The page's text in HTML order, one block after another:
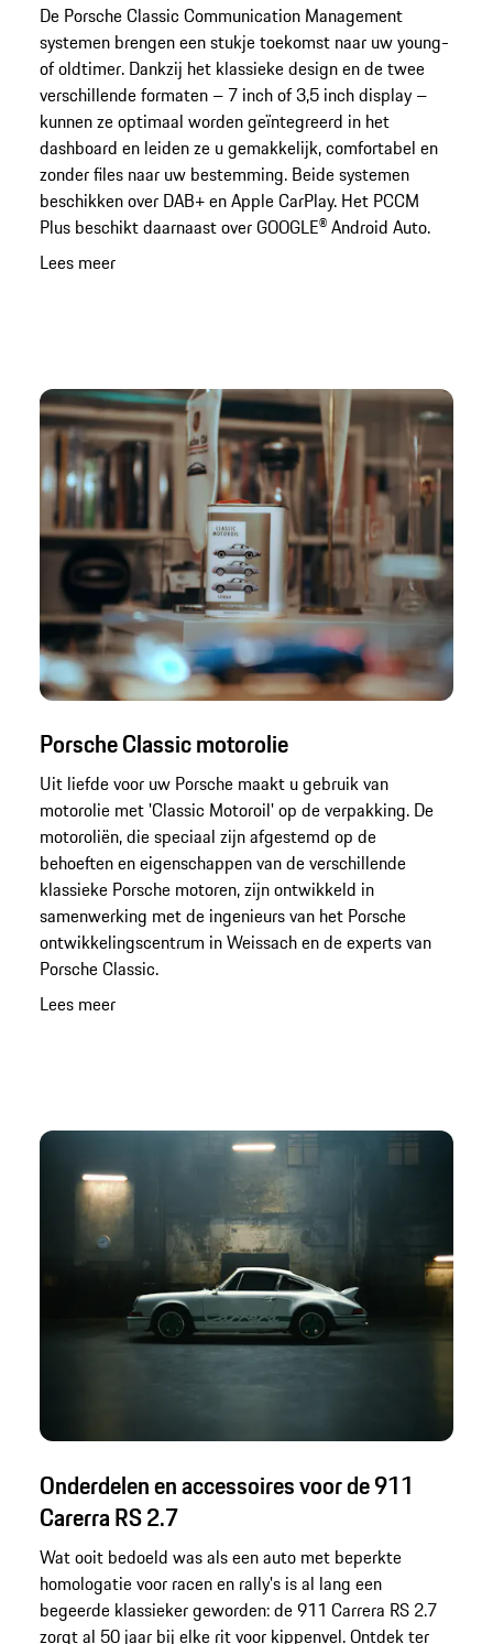
De Porsche Classic Communication Management
systemen brengen een stukje toekomst naar uw young-
of oldtimer. Dankzij het klassieke design en de twee
verschillende formaten – 7 inch of 3,5 inch display –
kunnen ze optimaal worden geïntegreerd in het
dashboard en leiden ze u gemakkelijk, comfortabel en
zonder files naar uw bestemming. Beide systemen
beschikken over DAB+ en Apple CarPlay. Het PCCM
Plus beschikt daarnaast over GOOGLE® Android Auto.
Lees meer
Porsche Classic motorolie
Uit liefde voor uw Porsche maakt u gebruik van
motorolie met 'Classic Motoroil' op de verpakking. De
motoroliën, die speciaal zijn afgestemd op de
behoeften en eigenschappen van de verschillende
klassieke Porsche motoren, zijn ontwikkeld in
samenwerking met de ingenieurs van het Porsche
ontwikkelingscentrum in Weissach en de experts van
Porsche Classic.
Lees meer
Onderdelen en accessoires voor de 911
Carerra RS 2.7
Wat ooit bedoeld was als een auto met beperkte
homologatie voor racen en rally's is al lang een
begeerde klassieker geworden: de 911 Carrera RS 2.7
zorgt al 50 jaar bij elke rit voor kippenvel. Ontdek ter